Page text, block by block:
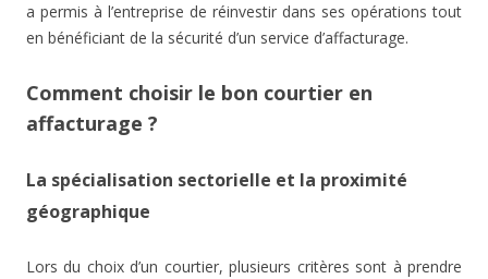
a permis à l’entreprise de réinvestir dans ses opérations tout
en bénéficiant de la sécurité d’un service d’affacturage.
Comment choisir le bon courtier en
affacturage ?
La spécialisation sectorielle et la proximité
géographique
Lors du choix d’un courtier, plusieurs critères sont à prendre